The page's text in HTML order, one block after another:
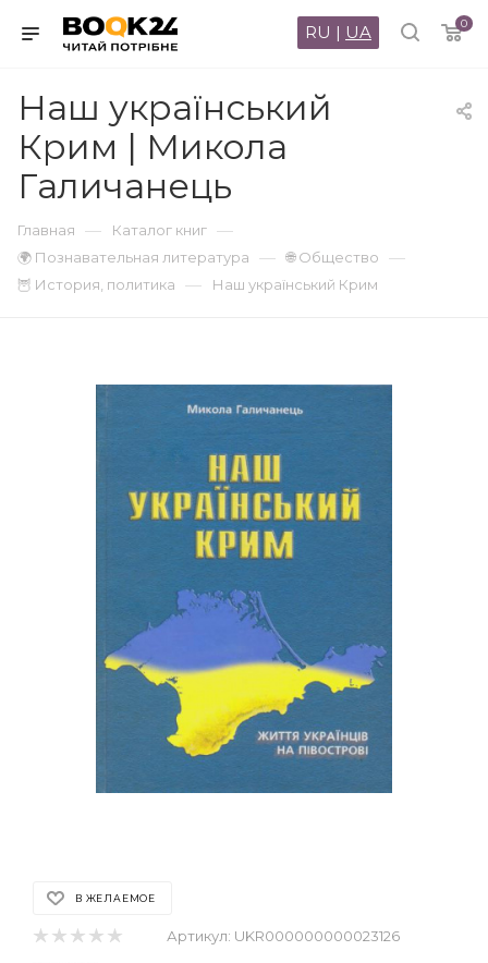
0
RU | UA
Наш український
Крим | Микола
Галичанець
Главная — Каталог книг —
🌍 Познавательная литература — 🌐 Общество —
🦉 История, политика — Наш український Крим
В ЖЕЛАЕМОЕ
Артикул: UKR000000000023126